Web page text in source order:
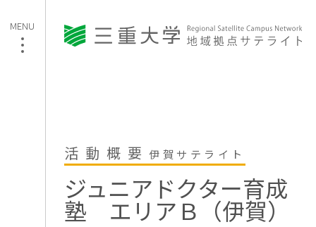
活動概要 伊賀サテライト
ジュニアドクター育成
塾 エリアＢ（伊賀）